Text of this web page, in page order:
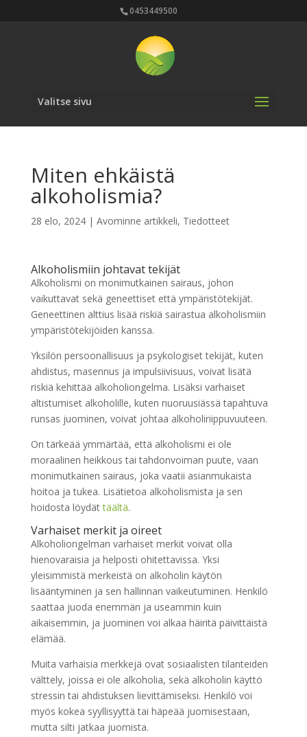
0453449500
Valitse sivu
Miten ehkäistä
alkoholismia?
28 elo, 2024| Avominne artikkeli, Tiedotteet
Alkoholismiin johtavat tekijät
Alkoholismi on monimutkainen sairaus, johon
vaikuttavat sekä geneettiset että ympäristötekijät.
Geneettinen alttius lisää riskiä sairastua alkoholismiin
ympäristötekijöiden kanssa.
Yksilön persoonallisuus ja psykologiset tekijät, kuten
ahdistus, masennus ja impulsiivisuus, voivat lisätä
riskiä kehittää alkoholiongelma. Lisäksi varhaiset
altistumiset alkoholille, kuten nuoruusiässä tapahtuva
runsas juominen, voivat johtaa alkoholiriippuvuuteen.
On tärkeää ymmärtää, että alkoholismi ei ole
moraalinen heikkous tai tahdonvoiman puute, vaan
monimutkainen sairaus, joka vaatii asianmukaista
hoitoa ja tukea. Lisätietoa alkoholismista ja sen
hoidosta löydättäältä.
Varhaiset merkit ja oireet
Alkoholiongelman varhaiset merkit voivat olla
hienovaraisia ja helposti ohitettavissa. Yksi
yleisimmistä merkeistä on alkoholin käytön
lisääntyminen ja sen hallinnan vaikeutuminen. Henkilö
saattaa juoda enemmän ja useammin kuin
aikaisemmin, ja juominen voi alkaa häiritä päivittäistä
elämää.
Muita varhaisia merkkejä ovat sosiaalisten tilanteiden
välttely, joissa ei ole alkoholia, sekä alkoholin käyttö
stressin tai ahdistuksen lievittämiseksi. Henkilö voi
myös kokea syyllisyyttä tai häpeää juomisestaan,
mutta silti jatkaa juomista.